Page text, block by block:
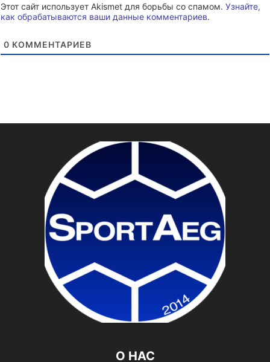
Этот сайт использует Akismet для борьбы со спамом. Узнайте,
как обрабатываются ваши данные комментариев.
0 КОММЕНТАРИЕВ
О НАС